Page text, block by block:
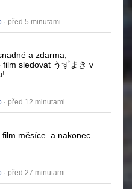
· před 5 minutami
a zdarma,
film sledovat うずまき v
· před 12 minutami
měsíce. a nakonec
· před 27 minutami